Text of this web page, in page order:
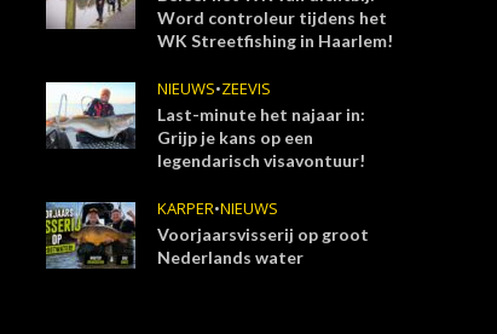
Word controleur tijdens het
WK Streetfishing in Haarlem!
NIEUWS•ZEEVIS
Last-minute het najaar in:
Grijp je kans op een
legendarisch visavontuur!
KARPER•NIEUWS
Voorjaarsvisserij op groot
Nederlands water